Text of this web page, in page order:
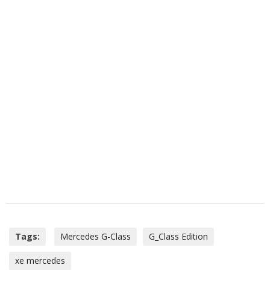
Tags: Mercedes G-Class G_Class Edition
xe mercedes